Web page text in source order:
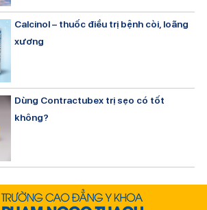
Calcinol – thuốc điều trị bệnh còi, loãng
xương
Dùng Contractubex trị sẹo có tốt
không?